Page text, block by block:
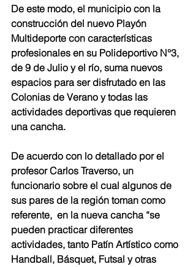
De este modo, el municipio con la
construcción del nuevo Playón
Multideporte con características
profesionales en su Polideportivo N°3,
de 9 de Julio y el río, suma nuevos
espacios para ser disfrutado en las
Colonias de Verano y todas las
actividades deportivas que requieren
una cancha.
De acuerdo con lo detallado por el
profesor Carlos Traverso, un
funcionario sobre el cual algunos de
sus pares de la región toman como
referente,  en la nueva cancha “se
pueden practicar diferentes
actividades, tanto Patín Artístico como
Handball, Básquet, Futsal y otras